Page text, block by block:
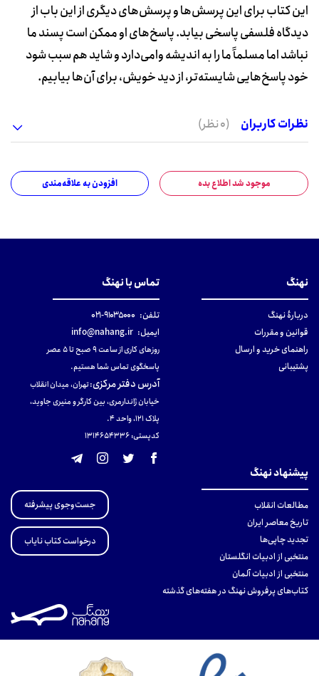
این کتاب برای این پرسش‌ها و پرسش‌های دیگری از این باب از
دیدگاه فلسفی پاسخی بیابد. پاسخ‌های او ممکن است پسند ما
نباشد اما مسلماً ما را به اندیشه وامی‌دارد و شاید هم سبب شود
خود پاسخ‌هایی شایسته‌تر، از دید خویش، برای آن‌ها بیابیم.
نظرات کاربران (0 نظر)
موجود شد اطلاع بده افزودن به علاقه‌مندی
نهنگ
دربارهٔ نهنگ
قوانین و مقررات
راهنمای خرید و ارسال
پشتیبانی
تماس با نهنگ
تلفن: ۹۱۰۳۵۰۰۰-۰۲۱
ایمیل: info@nahang.ir
روزهای کاری از ساعت ۹ صبح تا ۵ عصر
پاسخگوی تماس شما هستیم.
آدرس دفتر مرکزی:تهران، میدان انقلاب
خیابان ژاندارمری، بین کارگر و منیری جاوید،
پلاک 121، واحد ۴.
کدپستی: 131465433۶
پیشنهاد نهنگ
مطالعات انقلاب
تاریخ معاصر ایران
تجدید چاپی‌ها
منتخبی از ادبیات انگلستان
منتخبی از ادبیات آلمان
کتاب‌های پرفروش نهنگ در هفته‌های گذشته
جست‌وجوی پیشرفته
درخواست کتاب نایاب